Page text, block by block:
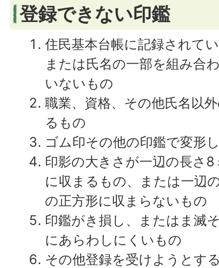
登録できない印鑑
住民基本台帳に記録されて
または氏名の一部を組み合
いないもの
職業、資格、その他氏名以
るもの
ゴム印その他の印鑑で変形
印影の大きさが一辺の長さ
に収まるもの、または一辺
の正方形に収まらないもの
印鑑がき損し、またはま滅
にあらわしにくいもの
その他登録を受けようとす